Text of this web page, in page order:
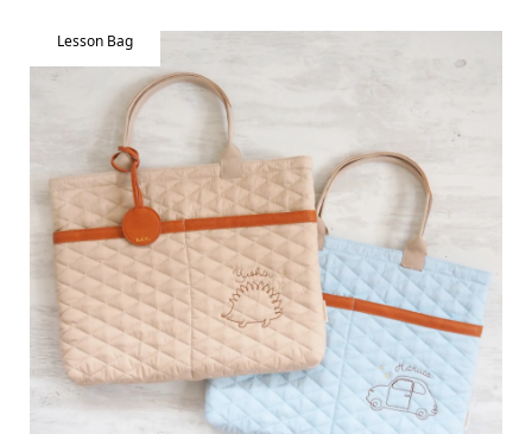
Lesson Bag